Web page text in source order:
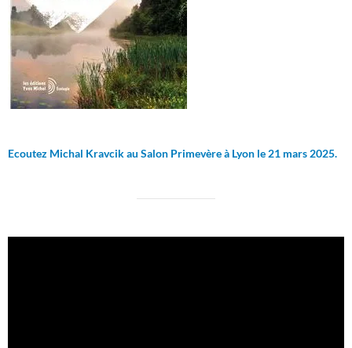
Ecoutez Michal Kravcik au Salon Primevère à Lyon le 21 mars 2025.